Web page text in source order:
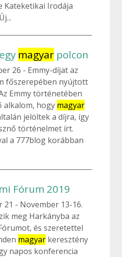
Kateketikai Irodája
magyar polcon
26
Emmy-díjat az
főszerepében nyújtott
Emmy történetében
alkalom, hogy magyar
jelöltek a díjra, így
történelmet írt.
a 777blog korábban
Fórum 2019
21
November 13-16.
meg Harkányba az
és szeretettel
magyar keresztény
napos konferencia